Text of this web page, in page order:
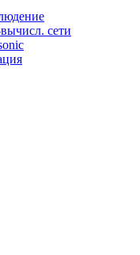
сети